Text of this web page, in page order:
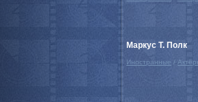
Маркус Т. Полк
Иностранные /